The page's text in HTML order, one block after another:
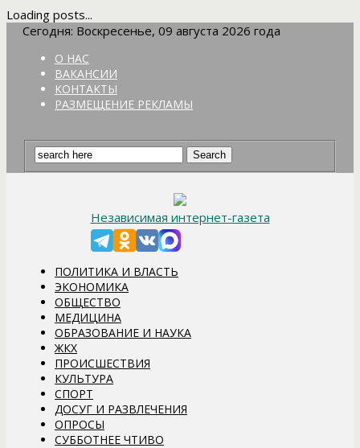
Loading posts...
Сегодня: Воскресенье, 09 августа 2026 года
О НАС
ВАКАНСИИ
КОНТАКТЫ
РАЗМЕЩЕНИЕ РЕКЛАМЫ
Независимая интернет-газета
ПОЛИТИКА И ВЛАСТЬ
ЭКОНОМИКА
ОБЩЕСТВО
МЕДИЦИНА
ОБРАЗОВАНИЕ И НАУКА
ЖКХ
ПРОИСШЕСТВИЯ
КУЛЬТУРА
СПОРТ
ДОСУГ И РАЗВЛЕЧЕНИЯ
ОПРОСЫ
СУББОТНЕЕ ЧТИВО